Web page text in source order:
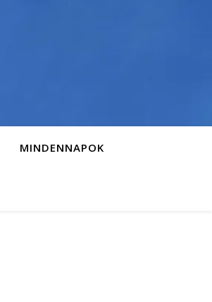
MINDENNAPOK